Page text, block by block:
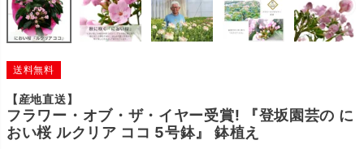
送料無料
【産地直送】
フラワー・オブ・ザ・イヤー受賞! 『登坂園芸の に
おい桜 ルクリア ココ 5号鉢』 鉢植え